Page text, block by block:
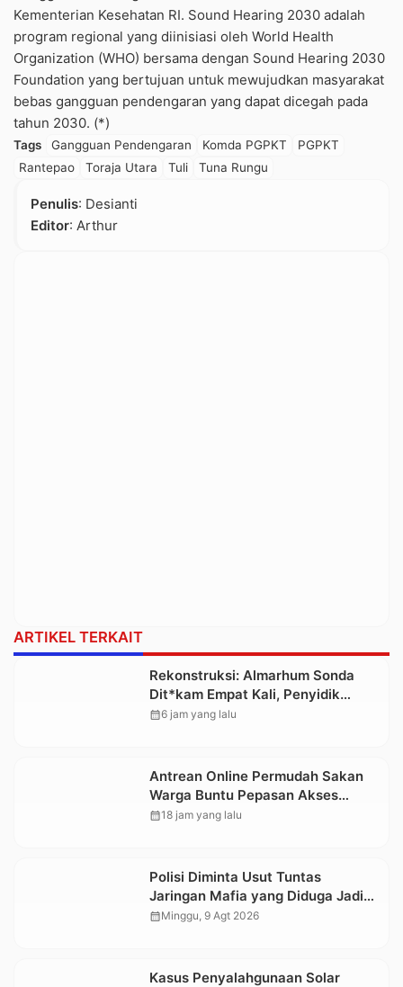
Kementerian Kesehatan RI. Sound Hearing 2030 adalah
program regional yang diinisiasi oleh World Health
Organization (WHO) bersama dengan Sound Hearing 2030
Foundation yang bertujuan untuk mewujudkan masyarakat
bebas gangguan pendengaran yang dapat dicegah pada
tahun 2030. (*)
Tags Gangguan Pendengaran Komda PGPKT
PGPKT
Rantepao
Toraja Utara Tuli Tuna Rungu
Penulis: Desianti
Editor: Arthur
ARTIKEL TERKAIT
Rekonstruksi: Almarhum Sonda
Dit*kam Empat Kali, Penyidik
Terapkan Pasal Pembunuhan
calendar_month6 jam yang lalu
Antrean Online Permudah Sakan
Warga Buntu Pepasan Akses
Layanan Kesehatan Tanpa
calendar_month18 jam yang lalu
Polisi Diminta Usut Tuntas
Jaringan Mafia yang Diduga Jadi
Penyebab Kelangkaan BBM di
calendar_monthMinggu, 9 Agt 2026
Kasus Penyalahgunaan Solar